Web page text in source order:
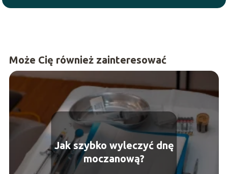
Może Cię również zainteresować
Jak szybko wyleczyć dnę
moczanową?